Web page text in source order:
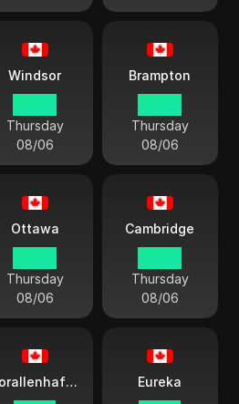
Windsor
Thursday
08/06
Brampton
Thursday
08/06
Ottawa
Thursday
08/06
Cambridge
Thursday
08/06
Korallenhafen Eureka